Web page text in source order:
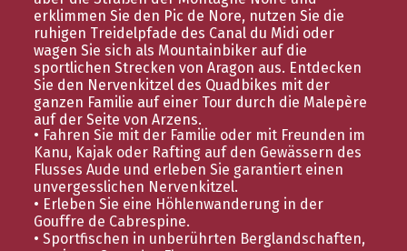
erklimmen Sie den Pic de Nore, nutzen Sie die
ruhigen Treidelpfade des Canal du Midi oder
wagen Sie sich als Mountainbiker auf die
sportlichen Strecken von Aragon aus. Entdecken
Sie den Nervenkitzel des Quadbikes mit der
ganzen Familie auf einer Tour durch die Malepère
auf der Seite von Arzens.
• Fahren Sie mit der Familie oder mit Freunden im
Kanu, Kajak oder Rafting auf den Gewässern des
Flusses Aude und erleben Sie garantiert einen
unvergesslichen Nervenkitzel.
• Erleben Sie eine Höhlenwanderung in der
Gouffre de Cabrespine.
• Sportfischen in unberührten Berglandschaften,